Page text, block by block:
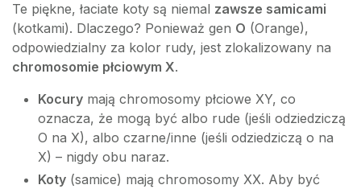
Te piękne, łaciate koty są niemal zawsze samicami
(kotkami). Dlaczego? Ponieważ gen O (Orange),
odpowiedzialny za kolor rudy, jest zlokalizowany na
chromosomie płciowym X.
Kocury mają chromosomy płciowe XY, co
oznacza, że mogą być albo rude (jeśli odziedziczą
O na X), albo czarne/inne (jeśli odziedziczą o na
X) – nigdy obu naraz.
Koty (samice) mają chromosomy XX. Aby być